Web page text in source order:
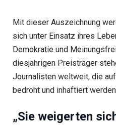
Mit dieser Auszeichnung
sich unter Einsatz ihres
Demokratie und
diesjährigen Preisträger
Journalisten weltweit, die
bedroht und inhaftiert
„Sie weigerten